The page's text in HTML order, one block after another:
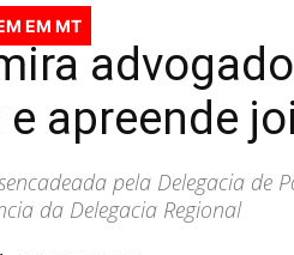
EM MT
apreende
pela Delegacia de
da Delegacia Regional